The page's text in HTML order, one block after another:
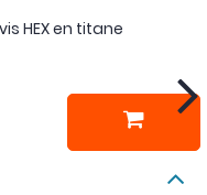
HEX en titane